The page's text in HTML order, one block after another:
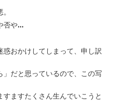
否や...
おかけしてしまって、申し訳
だと思っているので、この写
ますたくさん生んでいこうと